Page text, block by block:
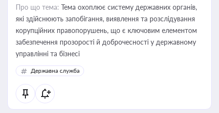
Про що тема: Тема охоплює систему державних органів,
які здійснюють запобігання, виявлення та розслідування
корупційних правопорушень, що є ключовим елементом
забезпечення прозорості й доброчесності у державному
управлінні та бізнесі
Державна служба